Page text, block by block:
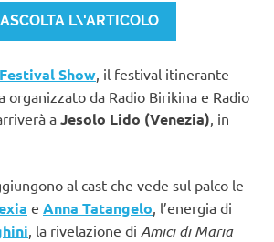
L\'ARTICOLO
Festival Show , il festival itinerante
organizzato da Radio Birikina e Radio
a Jesolo Lido (Venezia) , in
al cast che vede sul palco le
e Anna Tatangelo , l’energia di
, la rivelazione di Amici di Maria